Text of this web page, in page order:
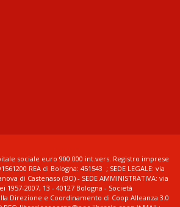
sociale euro 900.000 int.vers. Registro imprese
REA di Bologna: 451543 ; SEDE LEGALE: via
di Castenaso (BO) - SEDE AMMINISTRATIVA: via
2007, 13 - 40127 Bologna - Società
Direzione e Coordinamento di Coop Alleanza 3.0